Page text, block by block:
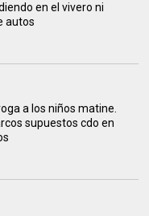
en el vivero ni
autos
a los niños matine.
supuestos cdo en